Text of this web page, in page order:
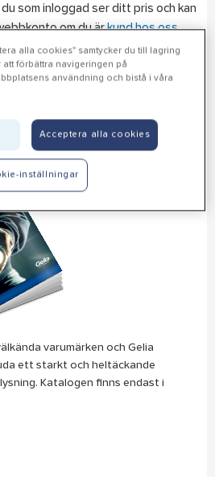
som inloggad ser ditt pris och kan
om du ärkund hos oss.
att vara platsen där du hittar den
artiklar och uppdaterade sortiment.
varumärken och Gelia
ett starkt och heltäckande
Katalogen finns endast i
alla cookies" samtycker du till lagring
förbättra navigeringen på
användning och bistå i våra
Acceptera alla cookies
inställningar